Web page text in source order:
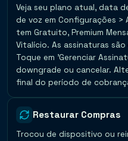
Veja seu plano atual, data
de voz em Configurações >
tem Gratuito, Premium
Vitalício. As assinaturas
Toque em 'Gerenciar
downgrade ou cancelar.
final do período de
Restaurar Compras
Trocou de dispositivo ou